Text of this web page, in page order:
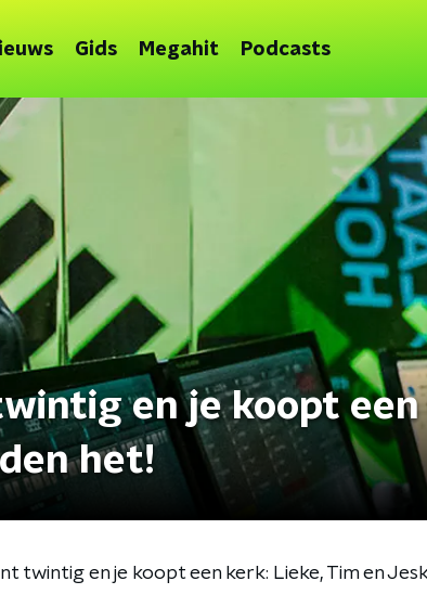
Gids Megahit Podcasts
en je koopt een
het!
twintig en je koopt een kerk: Lieke, Tim en